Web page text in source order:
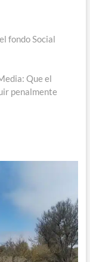
fondo Social
Que el
penalmente